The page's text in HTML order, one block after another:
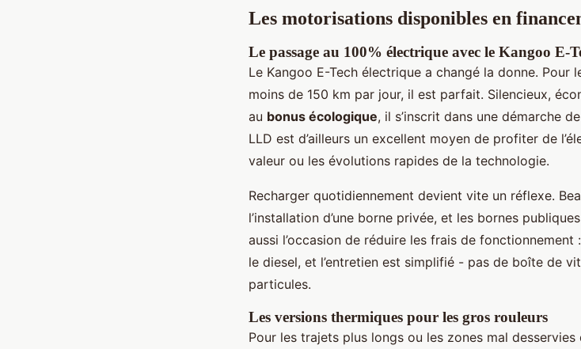
Les motorisations disponibles en
Le passage au 100% électrique avec le Kangoo E-
Le Kangoo E-Tech électrique a changé la donne.
moins de 150 km par jour, il est parfait. Silencieux,
au bonus écologique, il s’inscrit dans une démarche
LLD est d’ailleurs un excellent moyen de profiter de
valeur ou les évolutions rapides de la technologie.
Recharger quotidiennement devient vite un réflexe.
l’installation d’une borne privée, et les bornes
aussi l’occasion de réduire les frais de
le diesel, et l’entretien est simplifié - pas de boîte de
particules.
Les versions thermiques pour les gros rouleurs
Pour les trajets plus longs ou les zones mal